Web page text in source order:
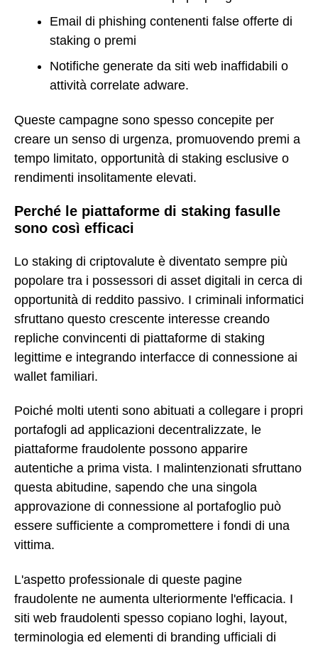
Email di phishing contenenti false offerte di
staking o premi
Notifiche generate da siti web inaffidabili o
attività correlate adware.
Queste campagne sono spesso concepite per
creare un senso di urgenza, promuovendo premi a
tempo limitato, opportunità di staking esclusive o
rendimenti insolitamente elevati.
Perché le piattaforme di staking fasulle
sono così efficaci
Lo staking di criptovalute è diventato sempre più
popolare tra i possessori di asset digitali in cerca di
opportunità di reddito passivo. I criminali informatici
sfruttano questo crescente interesse creando
repliche convincenti di piattaforme di staking
legittime e integrando interfacce di connessione ai
wallet familiari.
Poiché molti utenti sono abituati a collegare i propri
portafogli ad applicazioni decentralizzate, le
piattaforme fraudolente possono apparire
autentiche a prima vista. I malintenzionati sfruttano
questa abitudine, sapendo che una singola
approvazione di connessione al portafoglio può
essere sufficiente a compromettere i fondi di una
vittima.
L'aspetto professionale di queste pagine
fraudolente ne aumenta ulteriormente l'efficacia. I
siti web fraudolenti spesso copiano loghi, layout,
terminologia ed elementi di branding ufficiali di